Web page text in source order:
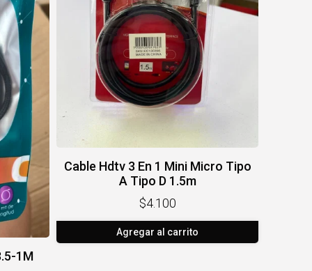
1M
Cable Hdtv 3 En 1 Mini Micro Tipo
A Tipo D 1.5m
$4.100
Agregar al carrito